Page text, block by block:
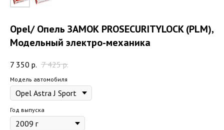
Opel/ Опель ЗАМОК PROSECURITYLOCK (PLM),
Модельный электро-механика
7 350 р. 7 425 р.
Модель автомобиля
Год выпуска